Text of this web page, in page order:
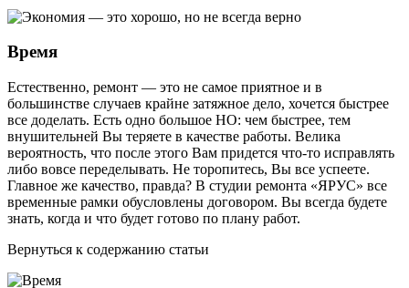
Время
Естественно, ремонт — это не самое приятное и в
большинстве случаев крайне затяжное дело, хочется быстрее
все доделать. Есть одно большое НО: чем быстрее, тем
внушительней Вы теряете в качестве работы. Велика
вероятность, что после этого Вам придется что-то исправлять
либо вовсе переделывать. Не торопитесь, Вы все успеете.
Главное же качество, правда? В студии ремонта «ЯРУС» все
временные рамки обусловлены договором. Вы всегда будете
знать, когда и что будет готово по плану работ.
Вернуться к содержанию статьи